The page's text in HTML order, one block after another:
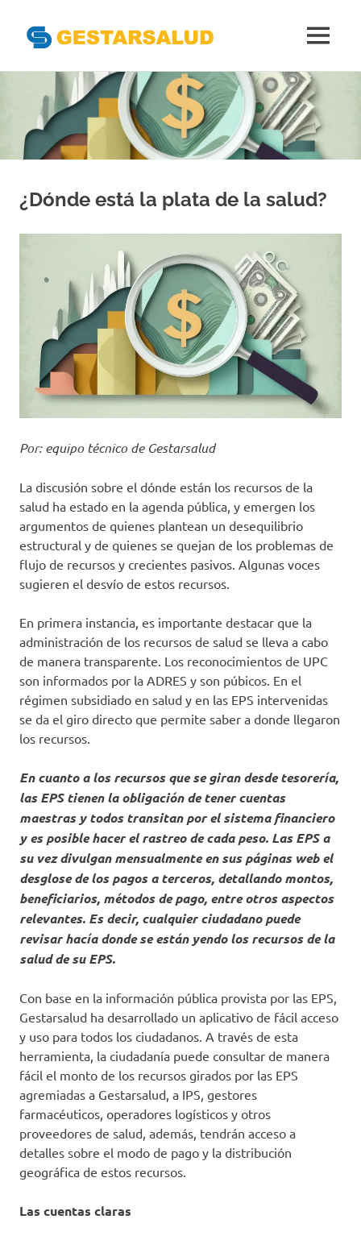
contenido
Empresas
Gestoras
del
Aseguramiento
Salud
MENÚ
¿Dónde está la plata de la salud?
Por: equipo técnico de Gestarsalud
La discusión sobre el dónde están los recursos de la
salud ha estado en la agenda pública, y emergen los
argumentos de quienes plantean un desequilibrio
estructural y de quienes se quejan de los problemas de
flujo de recursos y crecientes pasivos. Algunas voces
sugieren el desvío de estos recursos.
En primera instancia, es importante destacar que la
administración de los recursos de salud se lleva a cabo
de manera transparente. Los reconocimientos de UPC
son informados por la ADRES y son púbicos. En el
régimen subsidiado en salud y en las EPS intervenidas
se da el giro directo que permite saber a donde llegaron
los recursos.
En cuanto a los recursos que se giran desde tesorería,
las EPS tienen la obligación de tener cuentas
maestras y todos transitan por el sistema financiero
y es posible hacer el rastreo de cada peso. Las EPS a
su vez divulgan mensualmente en sus páginas web el
desglose de los pagos a terceros, detallando montos,
beneficiarios, métodos de pago, entre otros aspectos
relevantes. Es decir, cualquier ciudadano puede
revisar hacía donde se están yendo los recursos de la
salud de su EPS.
Con base en la información pública provista por las EPS,
Gestarsalud ha desarrollado un aplicativo de fácil acceso
y uso para todos los ciudadanos. A través de esta
herramienta, la ciudadanía puede consultar de manera
fácil el monto de los recursos girados por las EPS
agremiadas a Gestarsalud, a IPS, gestores
farmacéuticos, operadores logísticos y otros
proveedores de salud, además, tendrán acceso a
detalles sobre el modo de pago y la distribución
geográfica de estos recursos.
Las cuentas claras